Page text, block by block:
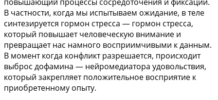
В частности, когда мы испытываем ожидание, в теле
синтезируется гормон стресса — гормон стресса,
который повышает человеческую внимание и
превращает нас намного восприимчивыми к данным.
В момент когда конфликт разрешается, происходит
выброс дофамина — нейромедиатора удовольствия,
который закрепляет положительное восприятие к
приобретенному опыту.